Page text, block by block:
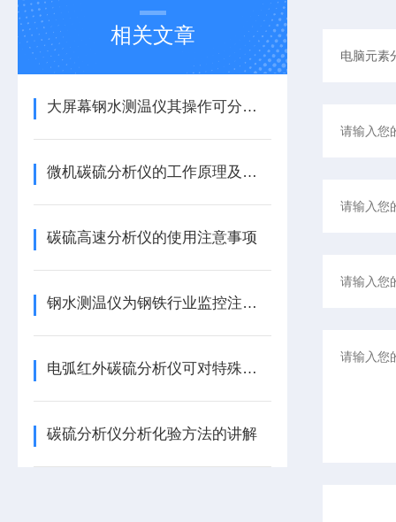
相关文章
大屏幕钢水测温仪其操作可分为以下三大阶段
微机碳硫分析仪的工作原理及应用
碳硫高速分析仪的使用注意事项
钢水测温仪为钢铁行业监控注入新力量
电弧红外碳硫分析仪可对特殊材料进行分析
碳硫分析仪分析化验方法的讲解